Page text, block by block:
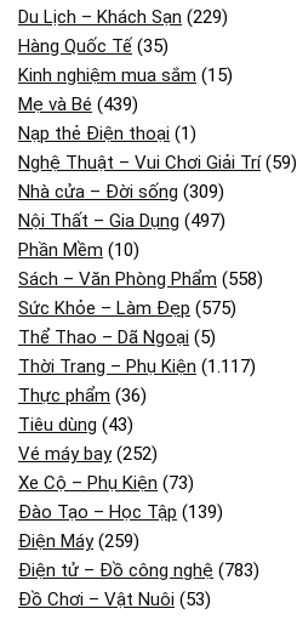
Du Lịch – Khách Sạn (229)
Hàng Quốc Tế (35)
Kinh nghiệm mua sắm (15)
Mẹ và Bé (439)
Nạp thẻ Điện thoại (1)
Nghệ Thuật – Vui Chơi Giải Trí(59)
Nhà cửa – Đời sống (309)
Nội Thất – Gia Dụng (497)
Phần Mềm (10)
Sách – Văn Phòng Phẩm (558)
Sức Khỏe – Làm Đẹp (575)
Thể Thao – Dã Ngoại (5)
Thời Trang – Phụ Kiện (1.117)
Thực phẩm (36)
Tiêu dùng (43)
Vé máy bay(252)
Xe Cộ – Phụ Kiện (73)
Đào Tạo – Học Tập (139)
Điện Máy(259)
Điện tử – Đồ công nghệ (783)
Đồ Chơi – Vật Nuôi (53)